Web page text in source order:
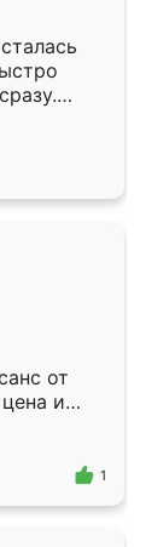
к
даже
от
и
1